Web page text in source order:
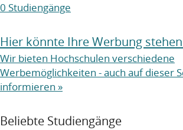
0 Studiengänge
Hier könnte Ihre Werbung
Wir bieten Hochschulen verschiedene
Werbemöglichkeiten - auch auf dieser
informieren »
Beliebte Studiengänge